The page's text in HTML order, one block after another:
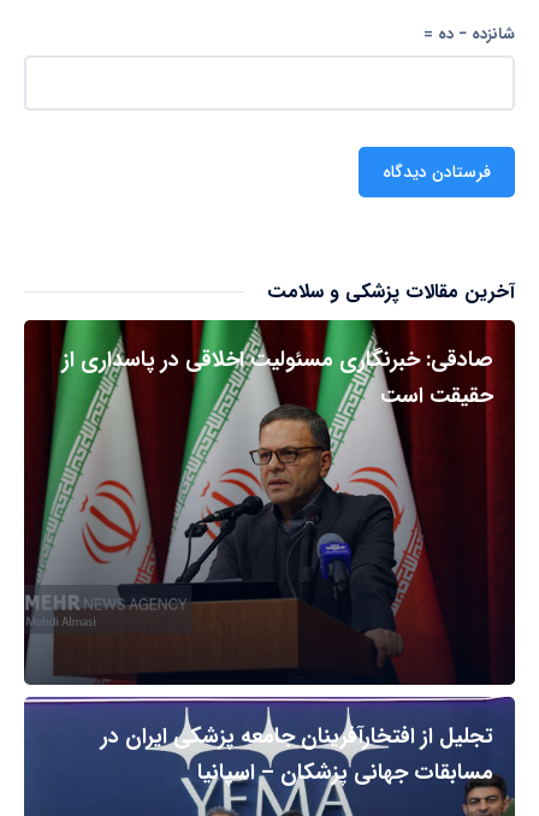
شانزده − ده =
آخرین مقالات پزشکی و سلامت
صادقی: خبرنگاری مسئولیت اخلاقی در پاسداری از
حقیقت است
تجلیل از افتخارآفرینان جامعه پزشکی ایران در
مسابقات جهانی پزشکان – اسپانیا